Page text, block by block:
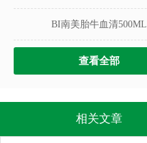
BI南美胎牛血清500ML
查看全部
相关文章